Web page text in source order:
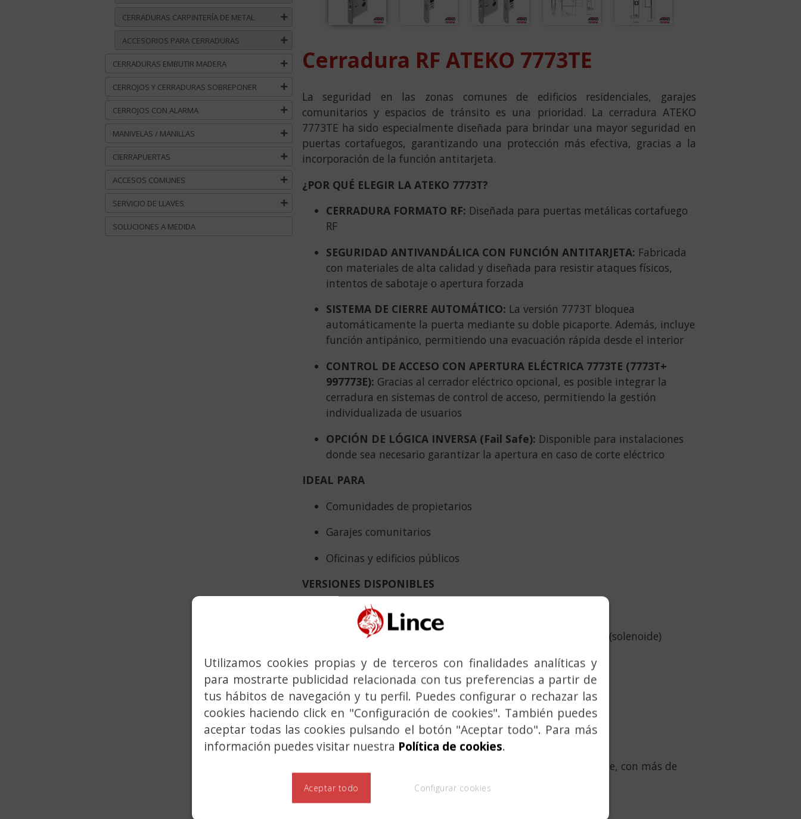
CERRADURAS CARPINTERÍA DE METAL
ACCESORIOS PARA CERRADURAS
CERRADURAS EMBUTIR MADERA
CERROJOS Y CERRADURAS SOBREPONER
CERROJOS CON ALARMA
MANIVELAS / MANILLAS
CIERRAPUERTAS
ACCESOS COMUNES
SERVICIO DE LLAVES
SOLUCIONES A MEDIDA
Cerradura RF ATEKO 7773TE
La seguridad en las zonas comunes de edificios residenciales, garajes
comunitarios y espacios de tránsito es una prioridad. La cerradura ATEKO
7773TE ha sido especialmente diseñada para brindar una mayor seguridad en
puertas cortafuegos, garantizando una protección más efectiva, gracias a la
incorporación de la función antitarjeta.
¿POR QUÉ ELEGIR LA ATEKO 7773T?
CERRADURA FORMATO RF: Diseñada para puertas metálicas cortafuego
RF
SEGURIDAD ANTIVANDÁLICA CON FUNCIÓN ANTITARJETA: Fabricada
con materiales de alta calidad y diseñada para resistir ataques físicos,
intentos de sabotaje o apertura forzada
SISTEMA DE CIERRE AUTOMÁTICO: La versión 7773T bloquea
automáticamente la puerta mediante su doble picaporte. Además, incluye
función antipánico, permitiendo una evacuación rápida desde el interior
CONTROL DE ACCESO CON APERTURA ELÉCTRICA 7773TE (7773T+
997773E): Gracias al cerrador eléctrico opcional, es posible integrar la
cerradura en sistemas de control de acceso, permitiendo la gestión
individualizada de usuarios
OPCIÓN DE LÓGICA INVERSA (Fail Safe): Disponible para instalaciones
donde sea necesario garantizar la apertura en caso de corte eléctrico
IDEAL PARA
Comunidades de propietarios
Garajes comunitarios
Oficinas y edificios públicos
VERSIONES DISPONIBLES
: Cierre mecánico antipánico
7773TE: Cierre mecánico antipánico + Cerradero eléctrico (solenoide)
997773E : Cerradero eléctrico (solenoide)
CARACTERÍSTICAS TÉCNICAS
ALTA RESISTENCIA >500 Kg carga lateral al picaporte
ANTITARJETA
ALTA DURABILIDAD. Picaporte y trigger de acero inoxidable, con más de
200.000 ciclos de uso
CON MEMORIA
Utilizamos cookies propias y de terceros con finalidades analíticas y
para mostrarte publicidad relacionada con tus preferencias a partir de
tus hábitos de navegación y tu perfil. Puedes configurar o rechazar las
cookies haciendo click en "Configuración de cookies". También puedes
aceptar todas las cookies pulsando el botón "Aceptar todo". Para más
información puedes visitar nuestra Política de cookies.
Aceptar todo Configurar cookies